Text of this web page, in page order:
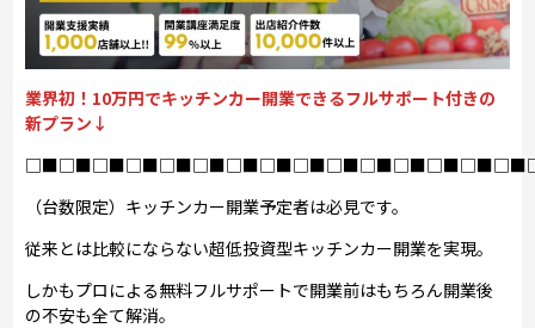
業界初！10万円でキッチンカー開業できるフルサポート付きの
新プラン↓
（台数限定）キッチンカー開業予定者は必見です。
従来とは比較にならない超低投資型キッチンカー開業を実現。
しかもプロによる無料フルサポートで開業前はもちろん開業後
の不安も全て解消。